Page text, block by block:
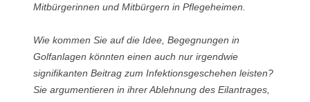
Mitbürgerinnen und Mitbürgern in Pflegeheimen.
Wie kommen Sie auf die Idee, Begegnungen in
Golfanlagen könnten einen auch nur irgendwie
signifikanten Beitrag zum Infektionsgeschehen leisten?
Sie argumentieren in ihrer Ablehnung des Eilantrages,